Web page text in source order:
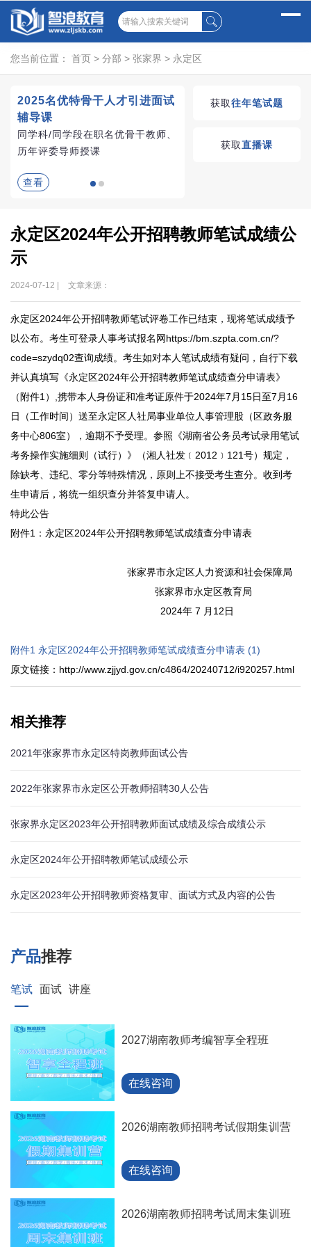
您当前位置： 首页 > 分部 > 张家界 > 永定区
2025名优特骨干人才引进面试
辅导课
同学科/同学段在职名优骨干教师、
历年评委导师授课
查看
湖南教师招聘考试优
获取往年笔试题
获取直播课
永定区2024年公开招聘教师笔试成绩公
示
2024-07-12 | 文章来源：
永定区2024年公开招聘教师笔试评卷工作已结束，现将笔试成绩予
以公布。考生可登录人事考试报名网https://bm.szpta.com.cn/?
code=szydq02查询成绩。考生如对本人笔试成绩有疑问，自行下载
并认真填写《永定区2024年公开招聘教师笔试成绩查分申请表》
（附件1）,携带本人身份证和准考证原件于2024年7月15日至7月16
日（工作时间）送至永定区人社局事业单位人事管理股（区政务服
务中心806室），逾期不予受理。参照《湖南省公务员考试录用笔试
考务操作实施细则（试行）》（湘人社发﹝2012﹞121号）规定，
除缺考、违纪、零分等特殊情况，原则上不接受考生查分。收到考
生申请后，将统一组织查分并答复申请人。
特此公告
附件1：永定区2024年公开招聘教师笔试成绩查分申请表
张家界市永定区人力资源和社会保障局
张家界市永定区教育局
2024年 7 月12日
附件1 永定区2024年公开招聘教师笔试成绩查分申请表 (1)
原文链接：http://www.zjjyd.gov.cn/c4864/20240712/i920257.html
相关推荐
2021年张家界市永定区特岗教师面试公告
2022年张家界市永定区公开教师招聘30人公告
张家界永定区2023年公开招聘教师面试成绩及综合成绩公示
永定区2024年公开招聘教师笔试成绩公示
永定区2023年公开招聘教师资格复审、面试方式及内容的公告
产品推荐
笔试 面试 讲座
2027湖南教师考编智享全程班
在线咨询
2026湖南教师招聘考试假期集训营
在线咨询
2026湖南教师招聘考试周末集训班